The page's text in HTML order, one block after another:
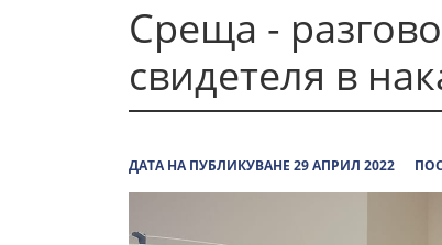
Среща -
свидетеля в
ДАТА НА ПУБЛИКУВАНЕ 29 АПРИЛ 2022